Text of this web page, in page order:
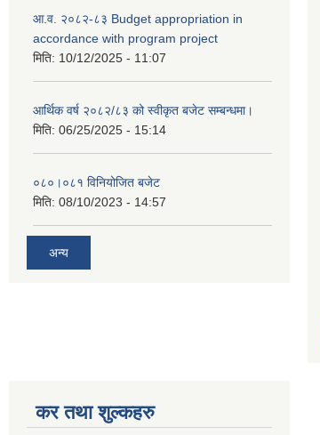
आ.व. २०८२-८३ Budget appropriation in
accordance with program project
मिति: 10/12/2025 - 11:07
आर्थिक वर्ष २०८२/८३ को स्वीकृत बजेट सम्बन्धमा।
मिति: 06/25/2025 - 15:14
०८०।०८१ विनियोजित बजेट
मिति: 08/10/2023 - 14:57
अन्य
कर तथा शुल्कहरु